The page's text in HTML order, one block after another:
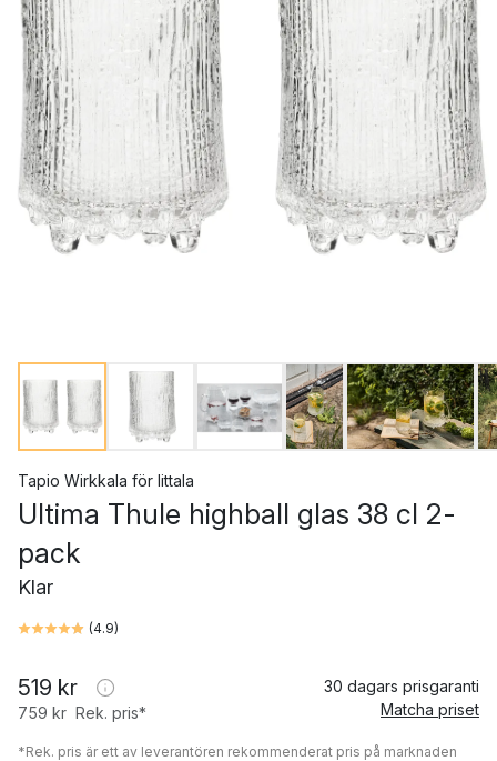
Tapio Wirkkala för Iittala
Ultima Thule highball glas 38 cl 2-
pack
Klar
(4.9)
519 kr
759 kr Rek. pris*
30 dagars prisgaranti
Matcha priset
*Rek. pris är ett av leverantören rekommenderat pris på marknaden